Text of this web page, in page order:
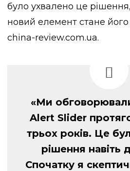
було ухвалено це
новий елемент стане
china-review.com.ua.
«Ми
Alert Slider
трьох років. Це
рішення навіть
Спочатку я